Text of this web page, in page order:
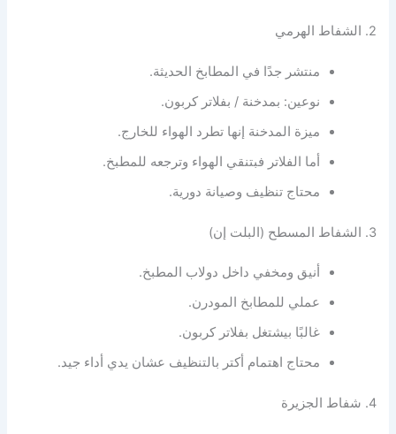
2. الشفاط الهرمي
منتشر جدًا في المطابخ الحديثة.
نوعين: بمدخنة / بفلاتر كربون.
ميزة المدخنة إنها تطرد الهواء للخارج.
أما الفلاتر فبتنقي الهواء وترجعه للمطبخ.
محتاج تنظيف وصيانة دورية.
3. الشفاط المسطح (البلت إن)
أنيق ومخفي داخل دولاب المطبخ.
عملي للمطابخ المودرن.
غالبًا بيشتغل بفلاتر كربون.
محتاج اهتمام أكتر بالتنظيف عشان يدي أداء جيد.
4. شفاط الجزيرة